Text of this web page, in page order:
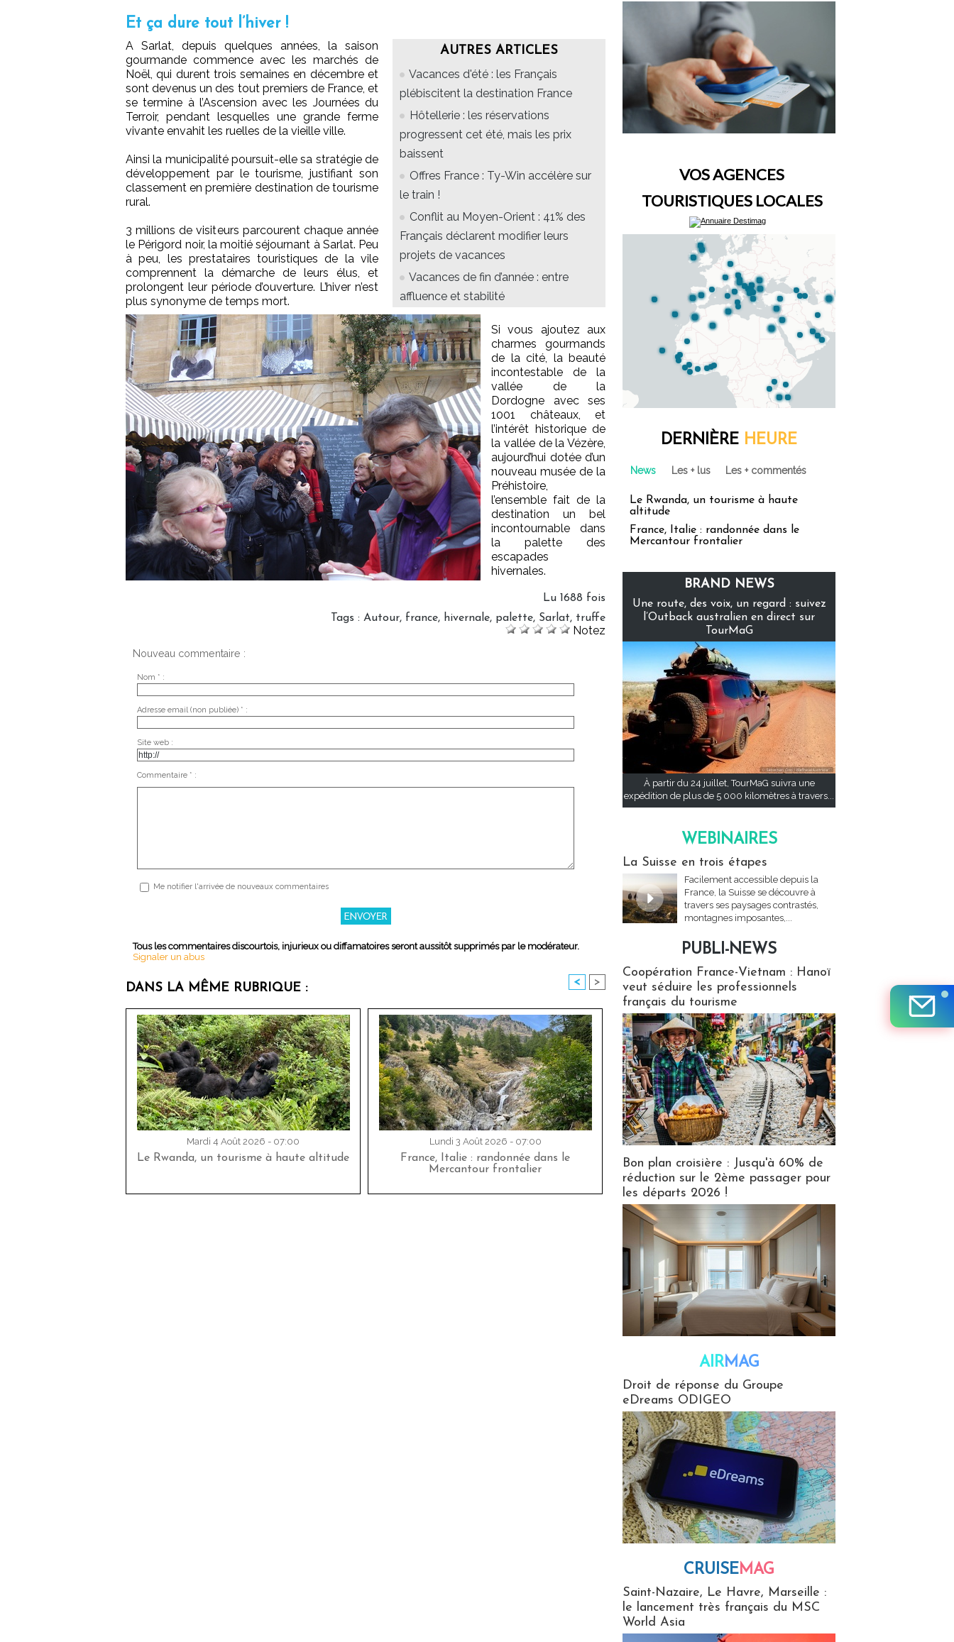
Et ça dure tout l’hiver !
AUTRES ARTICLES
Vacances d'été : les Français
plébiscitent la destination France
Hôtellerie : les réservations
progressent cet été, mais les prix
baissent
Offres France : Ty-Win accélère sur
le train !
Conflit au Moyen-Orient : 41% des
Français déclarent modifier leurs
projets de vacances
Vacances de fin d’année : entre
affluence et stabilité
A Sarlat, depuis quelques années, la saison
gourmande commence avec les marchés de
Noël, qui durent trois semaines en décembre et
sont devenus un des tout premiers de France, et
se termine à l’Ascension avec les Journées du
Terroir, pendant lesquelles une grande ferme
vivante envahit les ruelles de la vieille ville.
Ainsi la municipalité poursuit-elle sa stratégie de
développement par le tourisme, justifiant son
classement en première destination de tourisme
rural.
3 millions de visiteurs parcourent chaque année
le Périgord noir, la moitié séjournant à Sarlat. Peu
à peu, les prestataires touristiques de la vile
comprennent la démarche de leurs élus, et
prolongent leur période d’ouverture. L’hiver n’est
plus synonyme de temps mort.
Si vous ajoutez aux
charmes gourmands
de la cité, la beauté
incontestable de la
vallée de la
Dordogne avec ses
1001 châteaux, et
l’intérêt historique de
la vallée de la Vézère,
aujourd’hui dotée d’un
nouveau musée de la
Préhistoire,
l’ensemble fait de la
destination un bel
incontournable dans
la palette des
escapades
hivernales.
Lu 1688 fois
Tags : Autour, france, hivernale, palette, Sarlat, truffe
Notez
Nouveau commentaire :
Nom * :
Adresse email (non publiée) * :
Site web :
Commentaire * :
Me notifier l'arrivée de nouveaux commentaires
Tous les commentaires discourtois, injurieux ou diffamatoires seront aussitôt supprimés par le modérateur.
Signaler un abus
DANS LA MÊME RUBRIQUE : < >
Mardi 4 Août 2026 - 07:00
Le Rwanda, un tourisme à haute altitude
Lundi 3 Août 2026 - 07:00
France, Italie : randonnée dans le
Mercantour frontalier
VOS AGENCES
TOURISTIQUES LOCALES
DERNIÈRE HEURE
News Les + lus Les + commentés
Le Rwanda, un tourisme à haute
altitude
France, Italie : randonnée dans le
Mercantour frontalier
BRAND NEWS
Une route, des voix, un regard : suivez
l’Outback australien en direct sur
TourMaG
À partir du 24 juillet, TourMaG suivra une
expédition de plus de 5 000 kilomètres à travers...
WEBINAIRES
La Suisse en trois étapes
Facilement accessible depuis la
France, la Suisse se découvre à
travers ses paysages contrastés,
montagnes imposantes,...
PUBLI-NEWS
Coopération France-Vietnam : Hanoï
veut séduire les professionnels
français du tourisme
Bon plan croisière : Jusqu'à 60% de
réduction sur le 2ème passager pour
les départs 2026 !
AIRMAG
Droit de réponse du Groupe
eDreams ODIGEO
CRUISEMAG
Saint-Nazaire, Le Havre, Marseille :
le lancement très français du MSC
World Asia